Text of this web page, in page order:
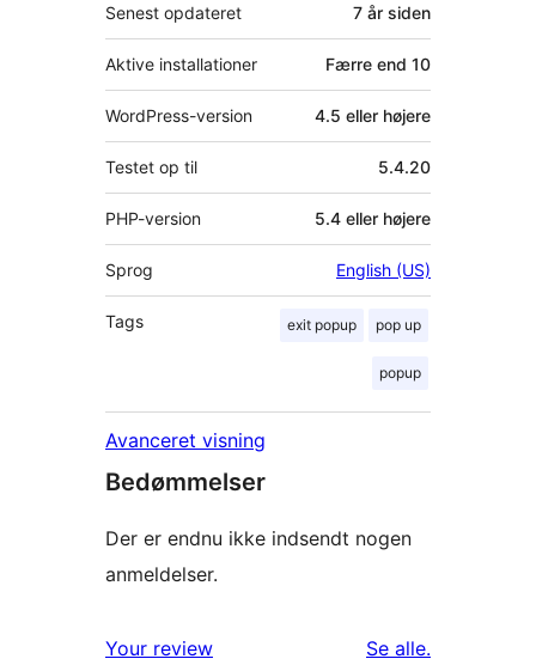
Senest opdateret 7 år siden
Aktive installationer Færre end 10
WordPress-version 4.5 eller højere
Testet op til 5.4.20
PHP-version 5.4 eller højere
Sprog English (US)
Tags exit popup pop up
popup
Avanceret visning
Bedømmelser
Der er endnu ikke indsendt nogen
anmeldelser.
Your review Se alleanmeldelser
.